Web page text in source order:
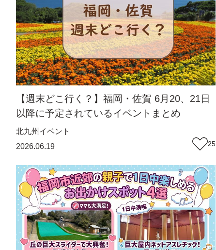
【週末どこ行く？】福岡・佐賀 6月20、21日
以降に予定されているイベントまとめ
北九州 イベント
2026.06.19
25